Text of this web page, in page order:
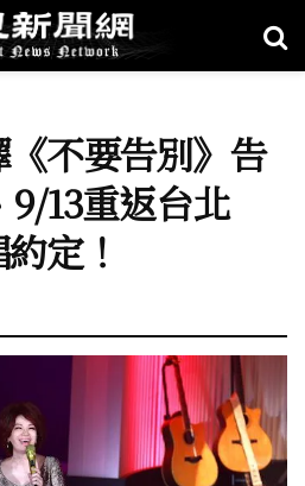
不要告別》告
9/13重返台北
定！